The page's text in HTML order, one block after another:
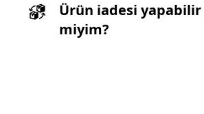
Ürün iadesi yapabilir
miyim?